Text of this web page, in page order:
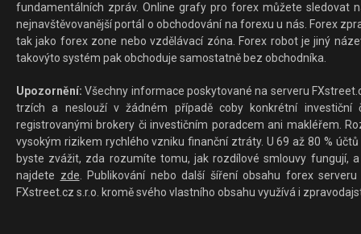
fundamentálních zpráv. Online grafy pro forex můžete sledovat
nejnavštěvovanější portál o obchodování na forexu u nás. Forex
tak jako forex zone nebo vzdělávací zóna. Forex robot je jiný
takovýto systém pak obchoduje samostatně bez obchodníka.
Upozornění: Všechny informace poskytované na serveru
trzích a neslouží v žádném případě coby konkrétní investiční
registrovanými brokery či investičním poradcem ani makléřem.
vysokým rizikem rychlého vzniku finanční ztráty. U 69 až 80 %
byste zvážit, zda rozumíte tomu, jak rozdílové smlouvy fungují,
najdete zde. Publikování nebo další šíření obsahu forex
FXstreet.cz s.r.o. kromě svého vlastního obsahu využívá i